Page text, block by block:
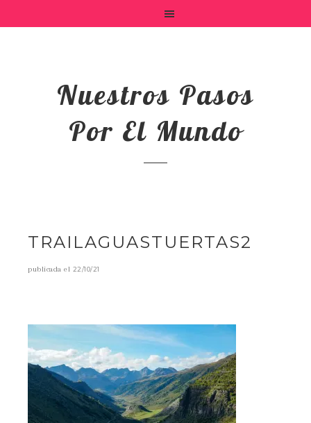
Nuestros Pasos
Por El Mundo
TRAILAGUASTUERTAS2
publicada el 22/10/21